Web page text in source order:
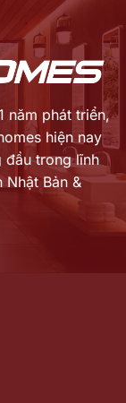
189.483.000 ₫.
năm phát triển,
hiện nay
đầu trong lĩnh
Bản &